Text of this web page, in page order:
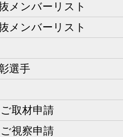
メンバーリスト
メンバーリスト
選手
取材申請
視察申請